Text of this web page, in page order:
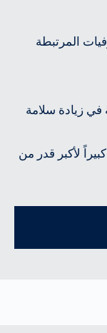
المرتبطة
زيادة سلامة
كبيراً لأكبر قدر من